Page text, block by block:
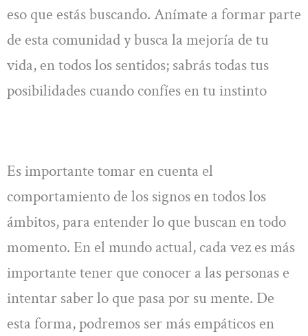
eso que estás buscando. Anímate a formar parte
de esta comunidad y busca la mejoría de tu
vida, en todos los sentidos; sabrás todas tus
posibilidades cuando confíes en tu instinto
Es importante tomar en cuenta el
comportamiento de los signos en todos los
ámbitos, para entender lo que buscan en todo
momento. En el mundo actual, cada vez es más
importante tener que conocer a las personas e
intentar saber lo que pasa por su mente. De
esta forma, podremos ser más empáticos en